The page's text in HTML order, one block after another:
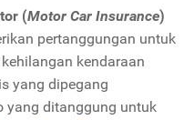
(Motor Car Insurance)
pertanggungan untuk
kendaraan
yang dipegang
yang ditanggung untuk